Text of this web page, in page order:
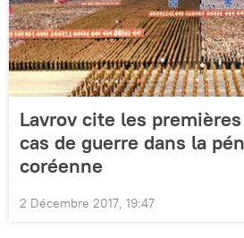
Lavrov cite les
cas de guerre dans la
coréenne
2 Décembre 2017, 19:47